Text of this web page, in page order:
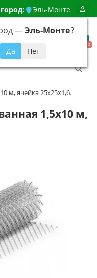
Эль-Монте
—Эль-Монте?
0
м, ячейка 25x25x1,6.
1,5x10 м,